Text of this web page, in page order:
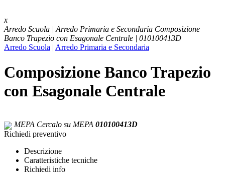
x
Arredo Scuola | Arredo Primaria e Secondaria Composizione
Banco Trapezio con Esagonale Centrale | 010100413D
Arredo Scuola | Arredo Primaria e Secondaria
Composizione Banco Trapezio
con Esagonale Centrale
MEPA Cercalo su MEPA 010100413D
Richiedi preventivo
Descrizione
Caratteristiche tecniche
Richiedi info